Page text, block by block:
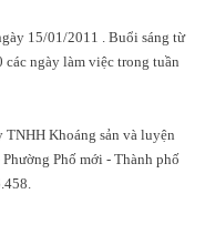
15/01/2011 . Buổi sáng từ
ngày làm việc trong tuần
Khoáng sản và luyện
Phố mới - Thành phố